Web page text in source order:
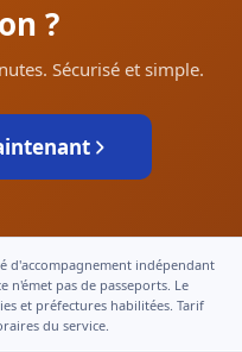
?
Sécurisé et simple.
d'accompagnement indépendant
n'émet pas de passeports. Le
et préfectures habilitées. Tarif
du service.